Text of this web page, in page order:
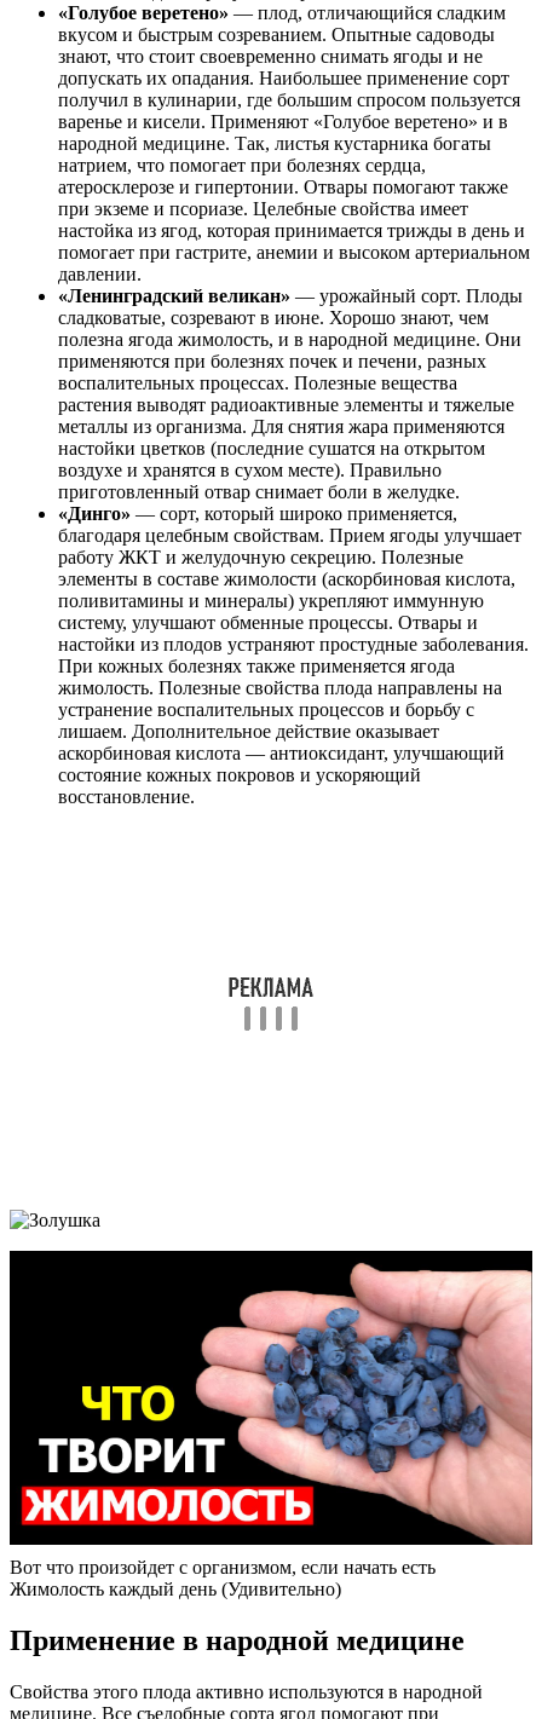
«Голубое веретено» — плод, отличающийся сладким
вкусом и быстрым созреванием. Опытные садоводы
знают, что стоит своевременно снимать ягоды и не
допускать их опадания. Наибольшее применение сорт
получил в кулинарии, где большим спросом пользуется
варенье и кисели. Применяют «Голубое веретено» и в
народной медицине. Так, листья кустарника богаты
натрием, что помогает при болезнях сердца,
атеросклерозе и гипертонии. Отвары помогают также
при экземе и псориазе. Целебные свойства имеет
настойка из ягод, которая принимается трижды в день и
помогает при гастрите, анемии и высоком артериальном
давлении.
«Ленинградский великан» — урожайный сорт. Плоды
сладковатые, созревают в июне. Хорошо знают, чем
полезна ягода жимолость, и в народной медицине. Они
применяются при болезнях почек и печени, разных
воспалительных процессах. Полезные вещества
растения выводят радиоактивные элементы и тяжелые
металлы из организма. Для снятия жара применяются
настойки цветков (последние сушатся на открытом
воздухе и хранятся в сухом месте). Правильно
приготовленный отвар снимает боли в желудке.
«Динго» — сорт, который широко применяется,
благодаря целебным свойствам. Прием ягоды улучшает
работу ЖКТ и желудочную секрецию. Полезные
элементы в составе жимолости (аскорбиновая кислота,
поливитамины и минералы) укрепляют иммунную
систему, улучшают обменные процессы. Отвары и
настойки из плодов устраняют простудные заболевания.
При кожных болезнях также применяется ягода
жимолость. Полезные свойства плода направлены на
устранение воспалительных процессов и борьбу с
лишаем. Дополнительное действие оказывает
аскорбиновая кислота — антиоксидант, улучшающий
состояние кожных покровов и ускоряющий
восстановление.
Вот что произойдет с организмом, если начать есть
Жимолость каждый день (Удивительно)
Применение в народной медицине
Свойства этого плода активно используются в народной
медицине. Все съедобные сорта ягод помогают при